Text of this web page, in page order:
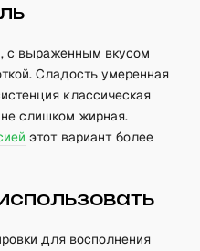
с выраженным вкусом
Сладость умеренная
классическая
слишком жирная.
этот вариант более
для восполнения